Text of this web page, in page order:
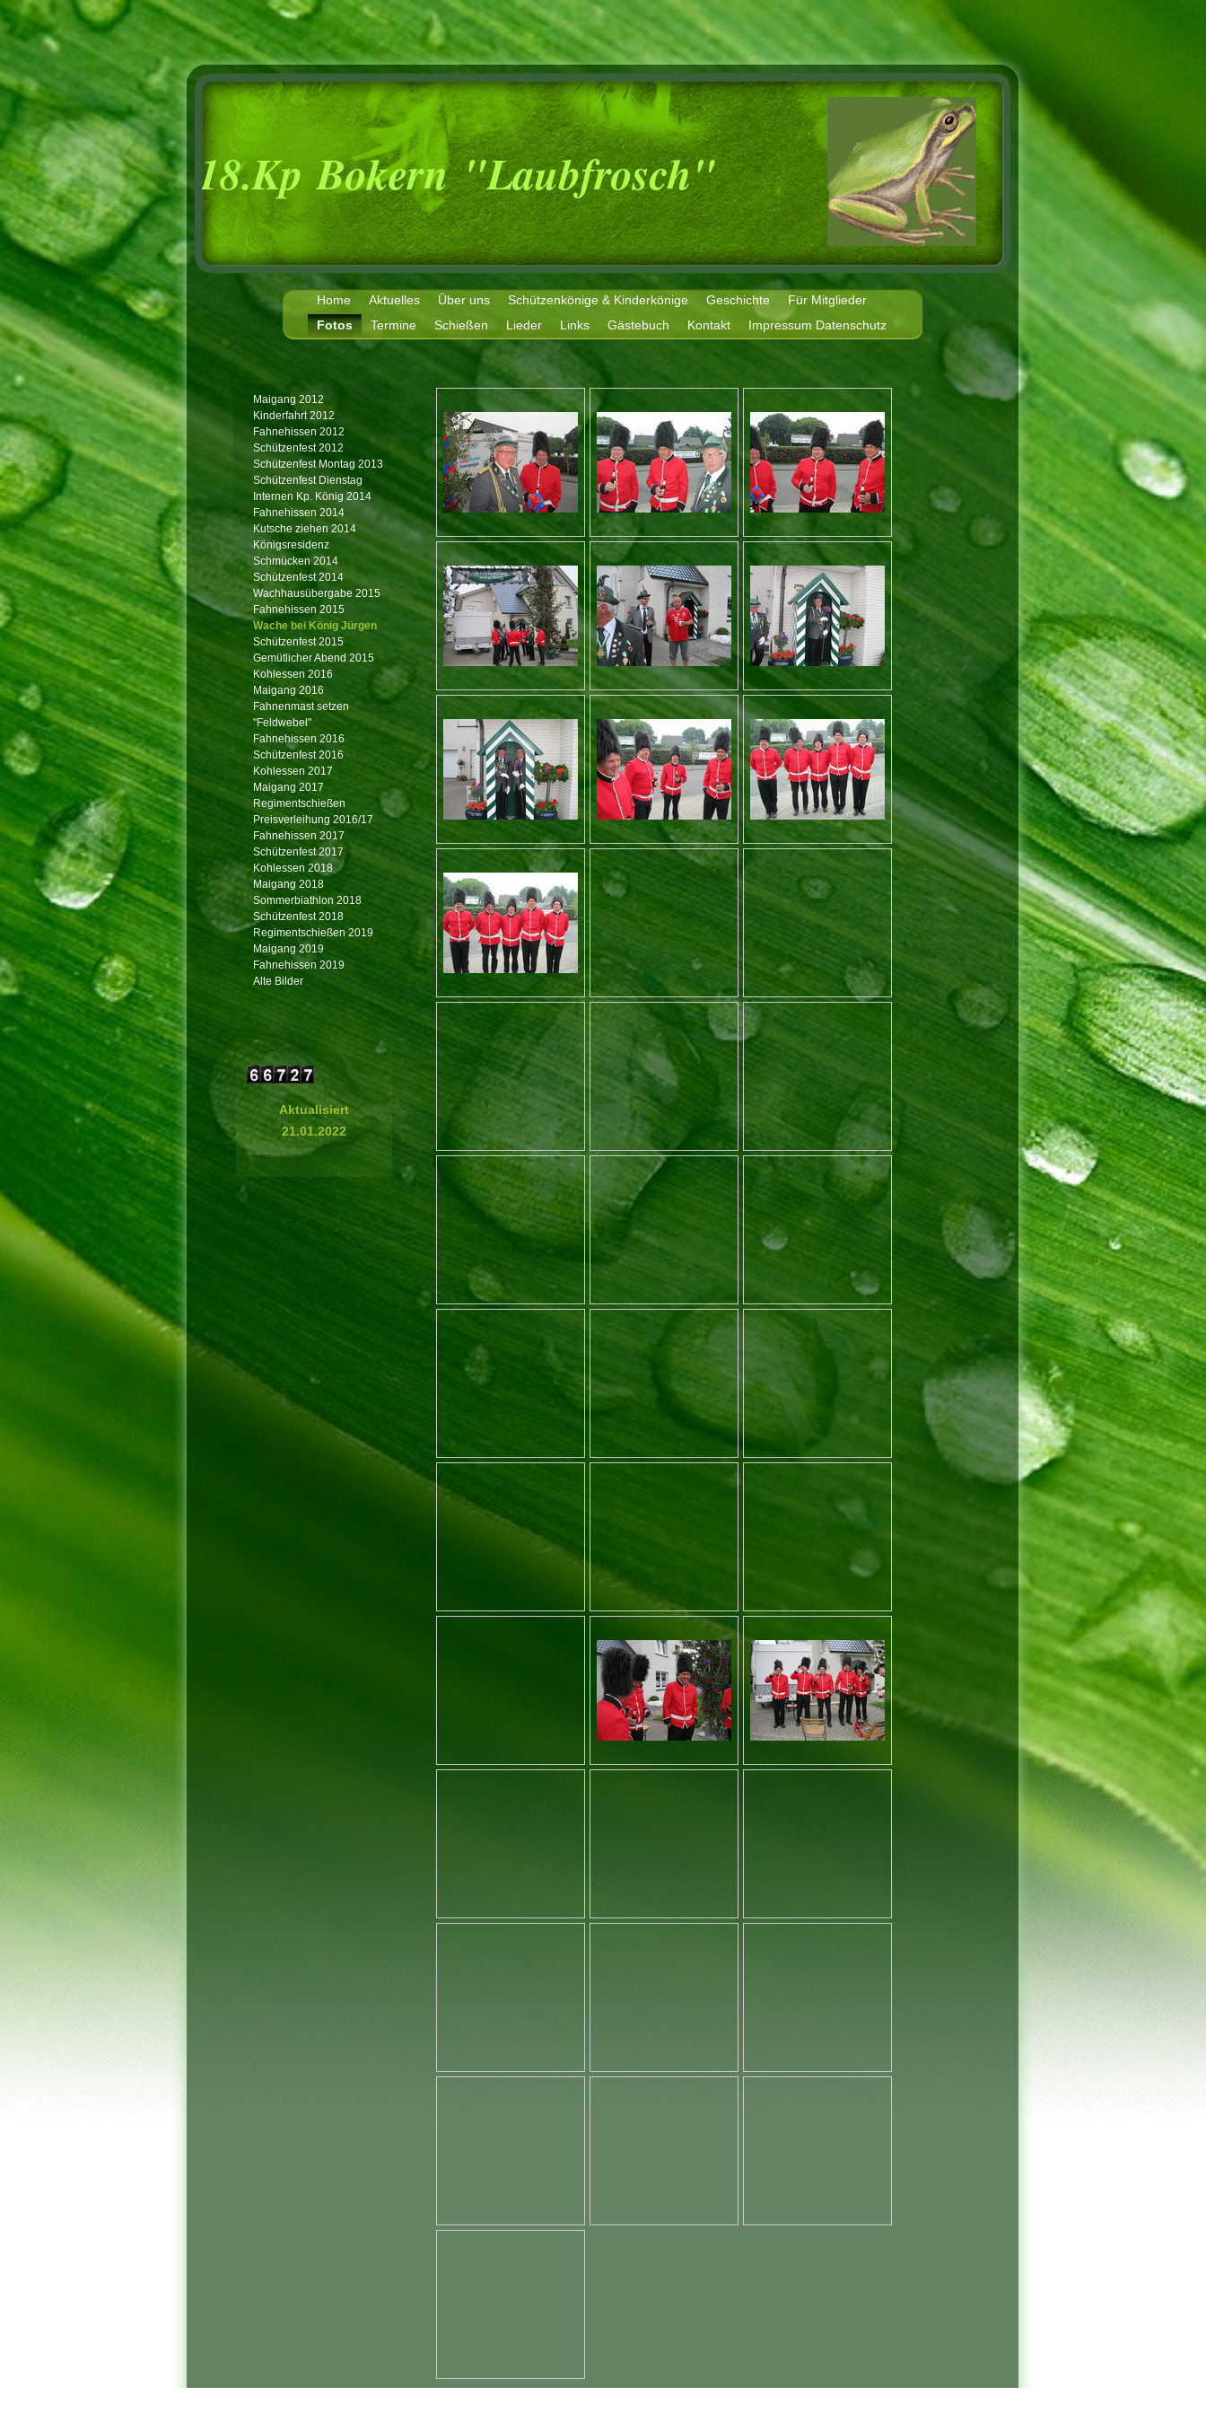
18.Kp Bokern "Laubfrosch"
Home Aktuelles Über uns Schützenkönige & Kinderkönige Geschichte
Für Mitglieder
Fotos
Termine Schießen Lieder Links Gästebuch Kontakt Impressum Datenschutz
Maigang 2012
Kinderfahrt 2012
Fahnehissen 2012
Schützenfest 2012
Schützenfest Montag 2013
Schützenfest Dienstag
Internen Kp. König 2014
Fahnehissen 2014
Kutsche ziehen 2014
Königsresidenz
Schmücken 2014
Schützenfest 2014
Wachhausübergabe 2015
Fahnehissen 2015
Wache bei König Jürgen
Schützenfest 2015
Gemütlicher Abend 2015
Kohlessen 2016
Maigang 2016
Fahnenmast setzen
"Feldwebel"
Fahnehissen 2016
Schützenfest 2016
Kohlessen 2017
Maigang 2017
Regimentschießen
Preisverleihung 2016/17
Fahnehissen 2017
Schützenfest 2017
Kohlessen 2018
Maigang 2018
Sommerbiathlon 2018
Schützenfest 2018
Regimentschießen 2019
Maigang 2019
Fahnehissen 2019
Alte Bilder
Aktualisiert
21.01.2022